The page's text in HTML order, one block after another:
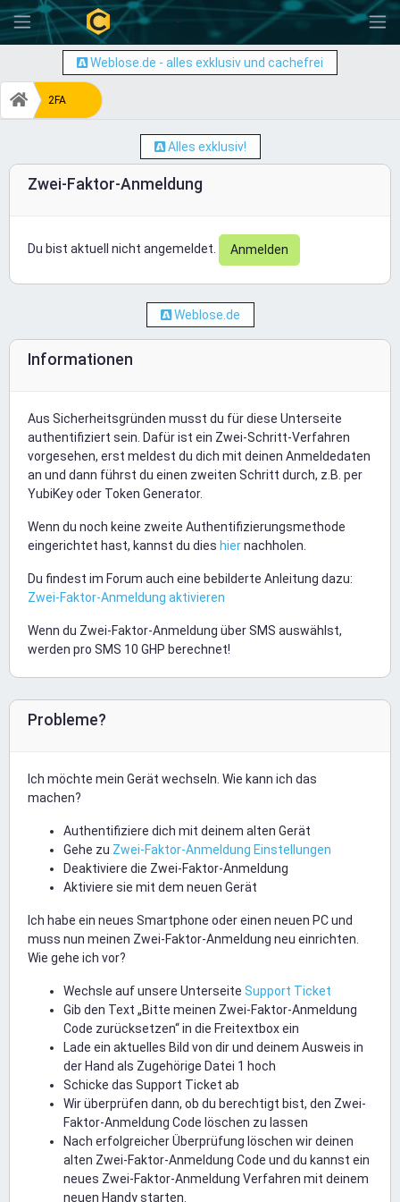
-
Weblose.de - alles exklusiv und cachefrei
2FA
Alles exklusiv!
Zwei-Faktor-Anmeldung
Du bist aktuell nicht angemeldet. Anmelden
Weblose.de
Informationen
Aus Sicherheitsgründen musst du für diese Unterseite
authentifiziert sein. Dafür ist ein Zwei-Schritt-Verfahren
vorgesehen, erst meldest du dich mit deinen Anmeldedaten
an und dann führst du einen zweiten Schritt durch, z.B. per
YubiKey oder Token Generator.
Wenn du noch keine zweite Authentifizierungsmethode
eingerichtet hast, kannst du dies hiernachholen.
Du findest im Forum auch eine bebilderte Anleitung dazu:
Zwei-Faktor-Anmeldung aktivieren
Wenn du Zwei-Faktor-Anmeldung über SMS auswählst,
werden pro SMS 10 GHP berechnet!
Probleme?
Ich möchte mein Gerät wechseln. Wie kann ich das
machen?
Authentifiziere dich mit deinem alten Gerät
Gehe zu Zwei-Faktor-Anmeldung Einstellungen
Deaktiviere die Zwei-Faktor-Anmeldung
Aktiviere sie mit dem neuen Gerät
Ich habe ein neues Smartphone oder einen neuen PC und
muss nun meinen Zwei-Faktor-Anmeldung neu einrichten.
Wie gehe ich vor?
Wechsle auf unsere Unterseite Support Ticket
Gib den Text „Bitte meinen Zwei-Faktor-Anmeldung
Code zurücksetzen“ in die Freitextbox ein
Lade ein aktuelles Bild von dir und deinem Ausweis in
der Hand als Zugehörige Datei 1 hoch
Schicke das Support Ticket ab
Wir überprüfen dann, ob du berechtigt bist, den Zwei-
Faktor-Anmeldung Code löschen zu lassen
Nach erfolgreicher Überprüfung löschen wir deinen
alten Zwei-Faktor-Anmeldung Code und du kannst ein
neues Zwei-Faktor-Anmeldung Verfahren mit deinem
neuen Handy starten.